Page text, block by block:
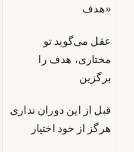
هدف»
عقل می‌گوید تو
مختاری، هدف را
برگزین
قبل از این دوران نداری
هرگز از خود اختیار